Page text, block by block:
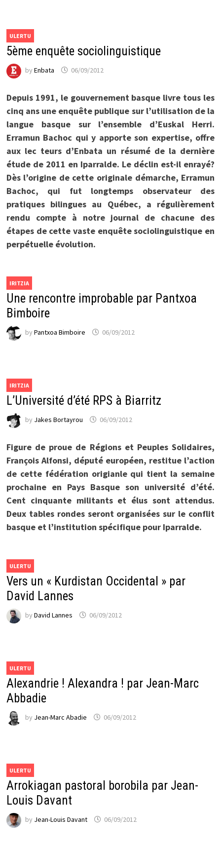
ULERTU
5ème enquête sociolinguistique
by Enbata 06/09/2012
Depuis 1991, le gouvernement basque livre tous les
cinq ans une enquête publique sur l’utilisation de la
langue basque sur l’ensemble d’Euskal Herri.
Erramun Bachoc qui y apporte son expertise, offre
aux lec teurs d’Enbata un résumé de la dernière
étude de 2011 en Iparralde. Le déclin est-il enrayé?
Dès l’origine de cette originale démarche, Erramun
Bachoc, qui fut longtemps observateur des
pratiques bilingues au Québec, a régulièrement
rendu compte à notre journal de chacune des
étapes de cette vaste enquête sociolinguistique en
perpétuelle évolution.
IRITZIA
Une rencontre improbable par Pantxoa
Bimboire
by Pantxoa Bimboire 06/09/2012
IRITZIA
L’Université d’été RPS à Biarritz
by Jakes Bortayrou 06/09/2012
Figure de proue de Régions et Peuples Solidaires,
François Alfonsi, député européen, restitue l’action
de cette fédération origianle qui tient la semaine
prochaine en Pays Basque son université d’été.
Cent cinquante militants et élus sont attendus.
Deux tables rondes seront organisées sur le conflit
basque et l’institution spécifique pour Iparralde.
ULERTU
Vers un « Kurdistan Occidental » par
David Lannes
by David Lannes 06/09/2012
ULERTU
Alexandrie ! Alexandra ! par Jean-Marc
Abbadie
by Jean-Marc Abadie 06/09/2012
ULERTU
Arrokiagan pastoral borobila par Jean-
Louis Davant
by Jean-Louis Davant 06/09/2012